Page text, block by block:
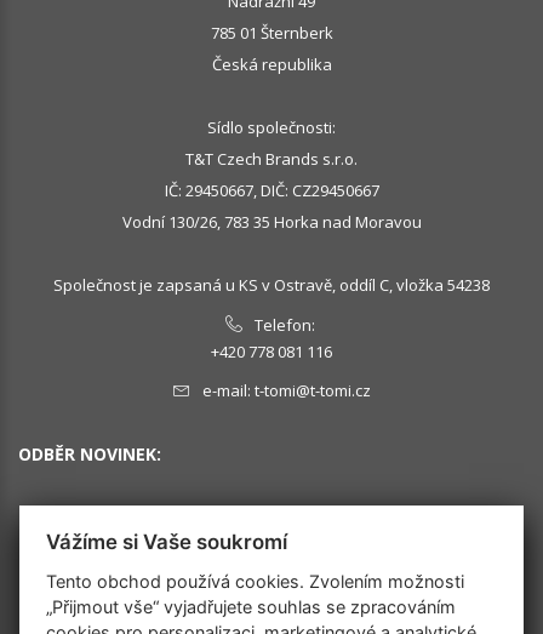
785 01 Šternberk
Česká republika
Sídlo společnosti:
T&T Czech Brands s.r.o.
IČ: 29450667, DIČ: CZ29450667
Vodní 130/26, 783 35 Horka nad Moravou
Společnost je zapsaná u KS v Ostravě, oddíl C, vložka 54238
Telefon:
+420 778 081 116
e-mail: t-tomi@t-tomi.cz
ODBĚR NOVINEK:
OK
Vážíme si Vaše soukromí
Tento obchod používá cookies. Zvolením možnosti
„Přijmout vše“ vyjadřujete souhlas se zpracováním